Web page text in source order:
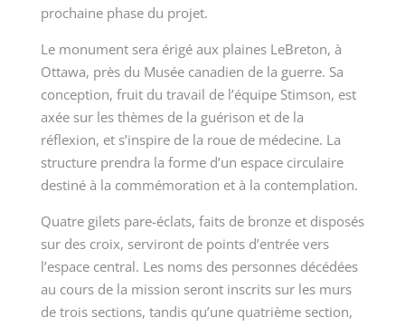
prochaine phase du projet.
Le monument sera érigé aux plaines LeBreton, à
Ottawa, près du Musée canadien de la guerre. Sa
conception, fruit du travail de l’équipe Stimson, est
axée sur les thèmes de la guérison et de la
réflexion, et s’inspire de la roue de médecine. La
structure prendra la forme d’un espace circulaire
destiné à la commémoration et à la contemplation.
Quatre gilets pare-éclats, faits de bronze et disposés
sur des croix, serviront de points d’entrée vers
l’espace central. Les noms des personnes décédées
au cours de la mission seront inscrits sur les murs
de trois sections, tandis qu’une quatrième section,